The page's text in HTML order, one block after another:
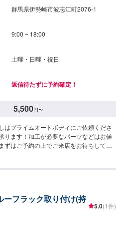
群馬県伊勢崎市波志江町2076-1
9:00 ~ 18:00
土曜・日曜・祝日
返信待たずに予約確定！
5,500円〜
はプライムオートボディにご依頼くださ
ります！加工が必要なパーツなどはお値
ずはご予約の上でご来店をお待ちしてお
フラック取り付け(持
5.0(1件)